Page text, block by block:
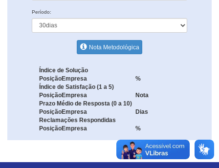
Período:
Nota Metodológica
Índice de Solução
PosiçãoEmpresa
%
Índice de Satisfação (1 a 5)
PosiçãoEmpresa
Nota
Prazo Médio de Resposta (0 a 10)
PosiçãoEmpresa
Dias
Reclamações Respondidas
PosiçãoEmpresa %